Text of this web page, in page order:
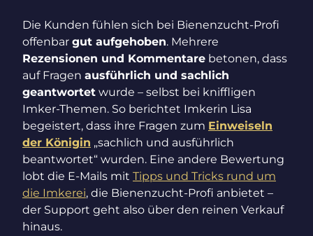
Die Kunden fühlen sich bei Bienenzucht-Profi
offenbar gut aufgehoben. Mehrere
Rezensionen und Kommentare betonen, dass
auf Fragen ausführlich und sachlich
geantwortet wurde – selbst bei kniffligen
Imker-Themen. So berichtet Imkerin Lisa
begeistert, dass ihre Fragen zum Einweiseln
der Königin „sachlich und ausführlich
beantwortet“ wurden. Eine andere Bewertung
lobt die E-Mails mit Tipps und Tricks rund um
die Imkerei, die Bienenzucht-Profi anbietet –
der Support geht also über den reinen Verkauf
hinaus.